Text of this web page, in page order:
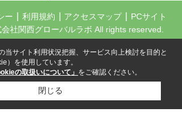
ー 利用規約 アクセスマップ
PCサイト
社関西グローバルラボ All rights reserved.
当サイト利用状況把握、サービス向上検討を目的と
）を使用しています。
の取扱いについて」 をご確認ください。
閉じる